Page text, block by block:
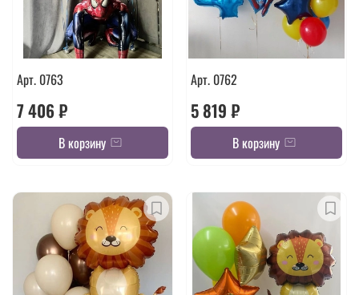
Арт. 0763
7 406 ₽
В корзину
Арт. 0762
5 819 ₽
В корзину